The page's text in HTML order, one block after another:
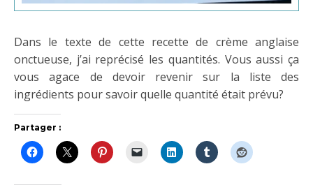
Dans le texte de cette recette de crème anglaise
onctueuse, j’ai reprécisé les quantités. Vous aussi ça
vous agace de devoir revenir sur la liste des
ingrédients pour savoir quelle quantité était prévu?
Partager :